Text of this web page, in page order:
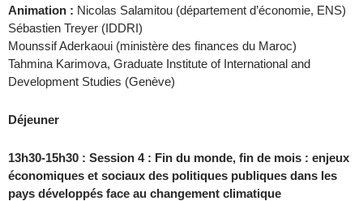
Animation : Nicolas Salamitou (département d’économie, ENS)
Sébastien Treyer (IDDRI)
Mounssif Aderkaoui (ministère des finances du Maroc)
Tahmina Karimova, Graduate Institute of International and
Development Studies (Genève)
Déjeuner
13h30-15h30 : Session 4 : Fin du monde, fin de mois : enjeux
économiques et sociaux des politiques publiques dans les
pays développés face au changement climatique